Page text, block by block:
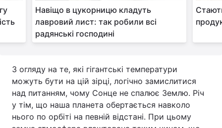
Навіщо в цукорницю кладуть
лавровий лист: так робили всі
радянські господині
З огляду на те, які гігантські температури
можуть бути на цій зірці, логічно замислитися
над питанням, чому Сонце не спалює Землю. Річ
у тім, що наша планета обертається навколо
нього по орбіті на певній відстані. При цьому